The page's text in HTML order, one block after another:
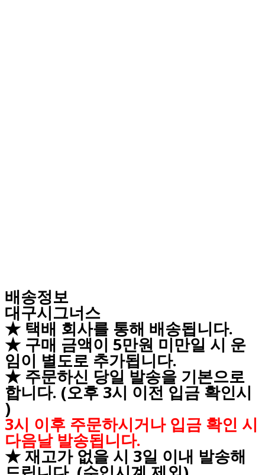
배송정보
대구시그너스
★ 택배 회사를 통해 배송됩니다.
★ 구매 금액이 5만원 미만일 시 운
임이 별도로 추가됩니다.
★ 주문하신 당일 발송을 기본으로
합니다. (오후 3시 이전 입금 확인시
)
3시 이후 주문하시거나 입금 확인 시
다음날 발송됩니다.
★ 재고가 없을 시 3일 이내 발송해